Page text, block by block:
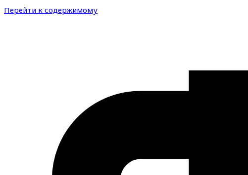
Перейти к содержимому